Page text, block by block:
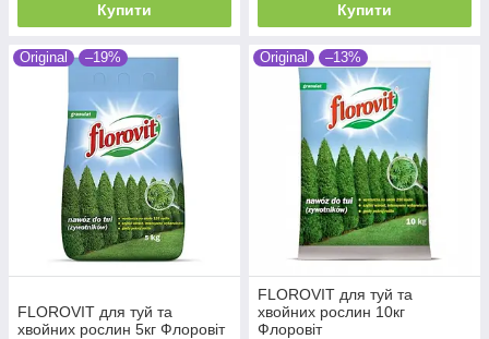
Купити Купити
Original –19%
FLOROVIT для туй та
хвойних рослин 5кг Флоровіт
Original –13%
FLOROVIT для туй та
хвойних рослин 10кг
Флоровіт